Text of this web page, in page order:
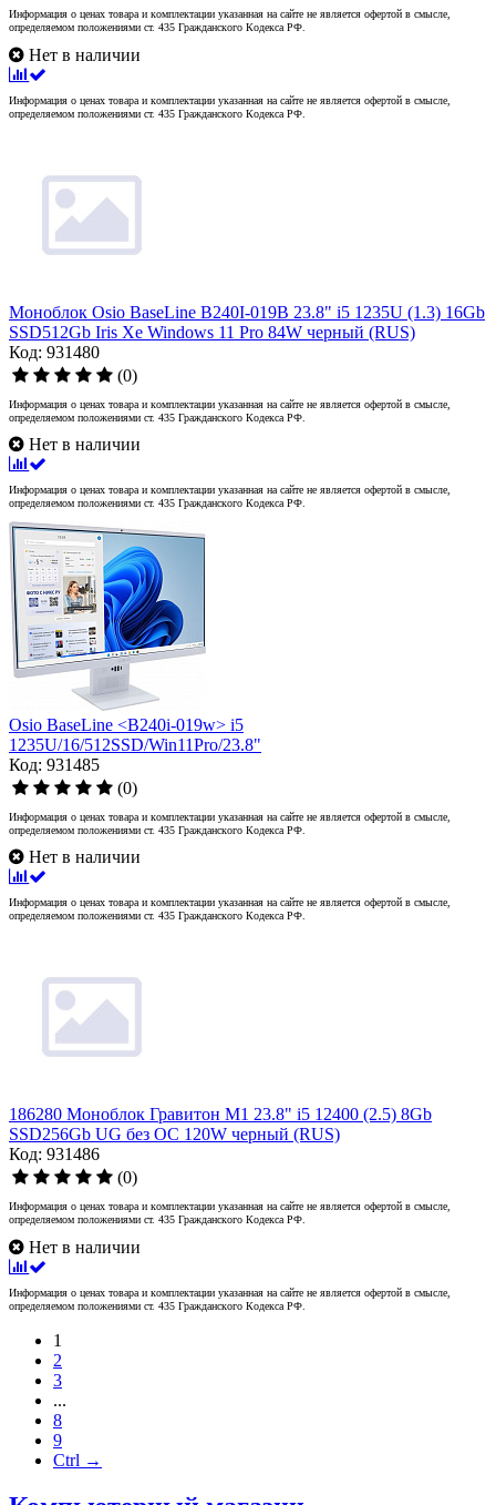
Информация о ценах товара и комплектации указанная на сайте не является офертой в смысле,
определяемом положениями ст. 435 Гражданского Кодекса РФ.
Нет в наличии
Информация о ценах товара и комплектации указанная на сайте не является офертой в смысле,
определяемом положениями ст. 435 Гражданского Кодекса РФ.
Моноблок Osio BaseLine B240I-019B 23.8" i5 1235U (1.3) 16Gb
SSD512Gb Iris Xe Windows 11 Pro 84W черный (RUS)
Код: 931480
(0)
Информация о ценах товара и комплектации указанная на сайте не является офертой в смысле,
определяемом положениями ст. 435 Гражданского Кодекса РФ.
Нет в наличии
Информация о ценах товара и комплектации указанная на сайте не является офертой в смысле,
определяемом положениями ст. 435 Гражданского Кодекса РФ.
Osio BaseLine <B240i-019w> i5
1235U/16/512SSD/Win11Pro/23.8"
Код: 931485
(0)
Информация о ценах товара и комплектации указанная на сайте не является офертой в смысле,
определяемом положениями ст. 435 Гражданского Кодекса РФ.
Нет в наличии
Информация о ценах товара и комплектации указанная на сайте не является офертой в смысле,
определяемом положениями ст. 435 Гражданского Кодекса РФ.
186280 Моноблок Гравитон М1 23.8" i5 12400 (2.5) 8Gb
SSD256Gb UG без ОС 120W черный (RUS)
Код: 931486
(0)
Информация о ценах товара и комплектации указанная на сайте не является офертой в смысле,
определяемом положениями ст. 435 Гражданского Кодекса РФ.
Нет в наличии
Информация о ценах товара и комплектации указанная на сайте не является офертой в смысле,
определяемом положениями ст. 435 Гражданского Кодекса РФ.
1
2
3
...
8
9
Ctrl →